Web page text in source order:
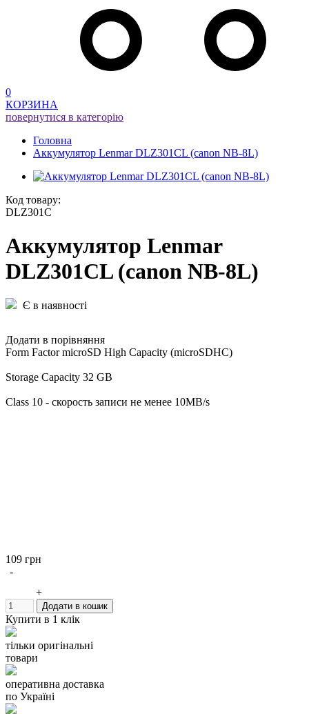
0
КОРЗИНА
повернутися в категорію
Головна
Аккумулятор Lenmar DLZ301CL (canon NB-8L)
Код товару:
DLZ301C
Аккумулятор Lenmar
DLZ301CL (canon NB-8L)
Є в наявності
Додати в порівняння
Form Factor microSD High Capacity (microSDHC)
Storage Capacity 32 GB
Class 10 - скорость записи не менее 10MB/s
109 грн
-
+
Додати в кошик
Купити в 1 клік
тільки оригінальні
товари
оперативна доставка
по Україні